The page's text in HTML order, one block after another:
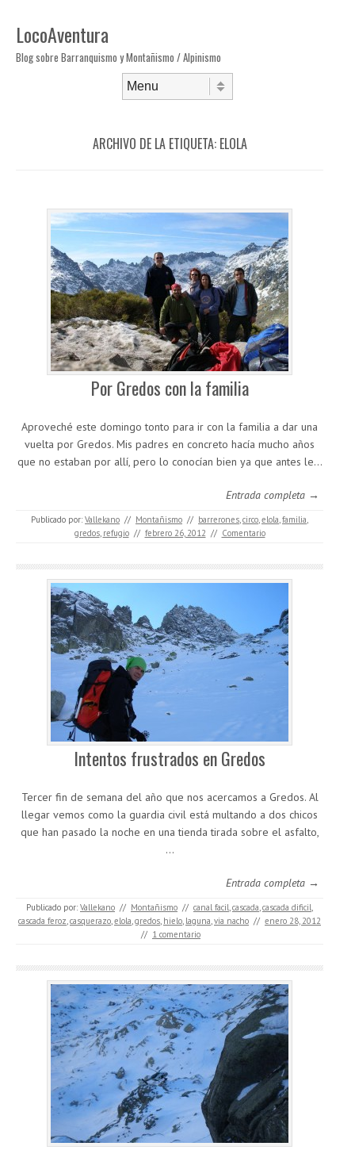
LocoAventura
Blog sobre Barranquismo y Montañismo / Alpinismo
ARCHIVO DE LA ETIQUETA: ELOLA
Por Gredos con la familia
Aproveché este domingo tonto para ir con la familia a dar una
vuelta por Gredos. Mis padres en concreto hacía mucho años
que no estaban por allí, pero lo conocían bien ya que antes le…
Entrada completa →
Publicado por: Vallekano // Montañismo // barrerones,circo,elola,familia,
gredos, refugio // febrero 26, 2012 // Comentario
Intentos frustrados en Gredos
Tercer fin de semana del año que nos acercamos a Gredos. Al
llegar vemos como la guardia civil está multando a dos chicos
que han pasado la noche en una tienda tirada sobre el asfalto,
…
Entrada completa →
Publicado por: Vallekano // Montañismo // canal facil,cascada,cascada dificil,
cascada feroz,casquerazo,elola,gredos, hielo, laguna,via nacho // enero 28, 2012
// 1 comentario